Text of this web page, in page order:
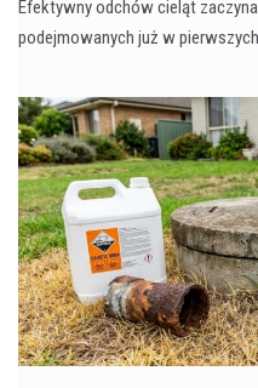
Efektywny odchów cieląt
podejmowanych już w